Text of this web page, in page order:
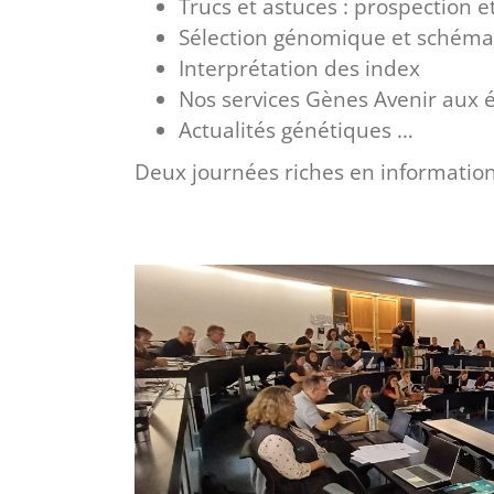
Trucs et astuces : prospection
Sélection génomique et schéma
Interprétation des index
Nos services Gènes Avenir aux
Actualités génétiques …
Deux journées riches en